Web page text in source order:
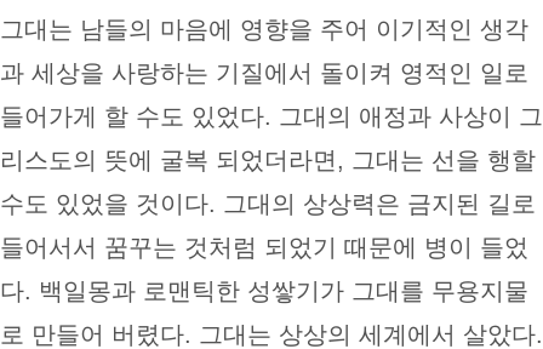
그대는 남들의 마음에 영향을 주어 이기적인 생각
과 세상을 사랑하는 기질에서 돌이켜 영적인 일로
들어가게 할 수도 있었다. 그대의 애정과 사상이 그
리스도의 뜻에 굴복 되었더라면, 그대는 선을 행할
수도 있었을 것이다. 그대의 상상력은 금지된 길로
들어서서 꿈꾸는 것처럼 되었기 때문에 병이 들었
다. 백일몽과 로맨틱한 성쌓기가 그대를 무용지물
로 만들어 버렸다. 그대는 상상의 세계에서 살았다.